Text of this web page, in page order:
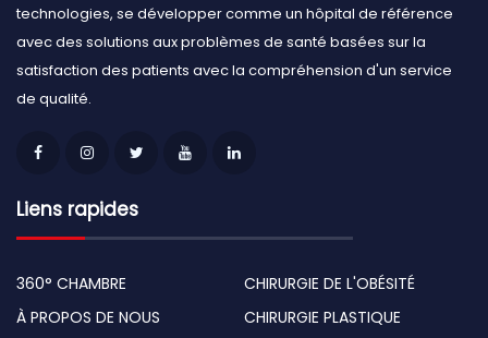
technologies, se développer comme un hôpital de référence
avec des solutions aux problèmes de santé basées sur la
satisfaction des patients avec la compréhension d'un service
de qualité.
Liens rapides
360° CHAMBRE
À PROPOS DE NOUS
CHIRURGIE DE L'OBÉSITÉ
CHIRURGIE PLASTIQUE